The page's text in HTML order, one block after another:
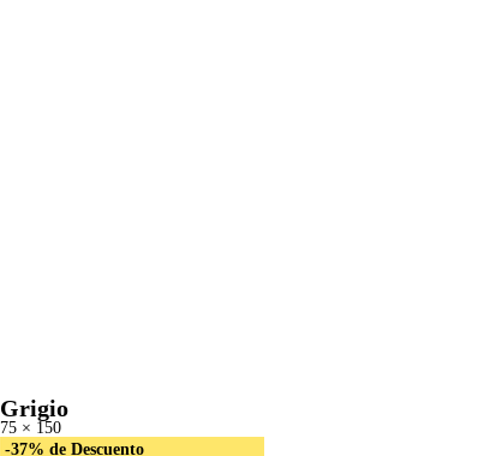
Grigio
75 × 150
-37% de Descuento